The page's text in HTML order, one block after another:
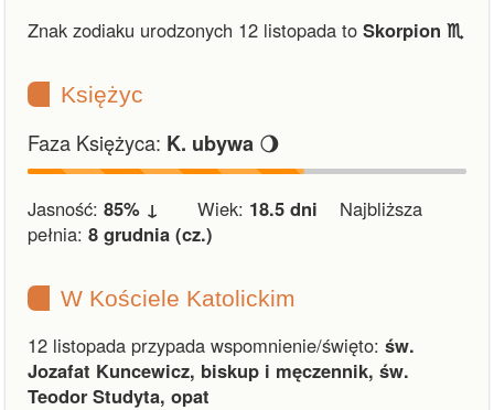
Znak zodiaku urodzonych 12 listopada to Skorpion ♏︎
Księżyc
Faza Księżyca: K. ubywa 🌖
Jasność: 85% ↓ Wiek: 18.5 dni Najbliższa
pełnia: 8 grudnia (cz.)
W Kościele Katolickim
12 listopada przypada wspomnienie/święto: św.
Jozafat Kuncewicz, biskup i męczennik, św.
Teodor Studyta, opat